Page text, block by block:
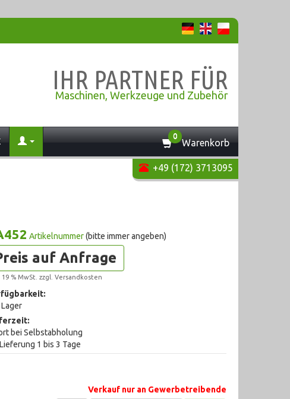
IHR PARTNER FÜR
Maschinen, Werkzeuge und Zubehör
0
Warenkorb
+49 (172) 3713095
Artikelnummer(bitte immer angeben)
auf Anfrage
19 % MwSt. zzgl. Versandkosten
bei Selbstabholung
1 bis 3 Tage
Verkauf nur an Gewerbetreibende